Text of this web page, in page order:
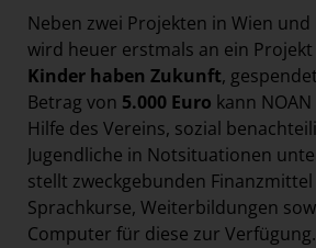
Neben zwei Projekten in Wien
wird heuer erstmals an ein Projekt
Kinder haben Zukunft,
Betrag von 5.000 Euro kann
Hilfe des Vereins, sozial
Jugendliche in Notsituationen
stellt zweckgebunden
Sprachkurse, Weiterbildungen
Computer für diese zur Verfügung.